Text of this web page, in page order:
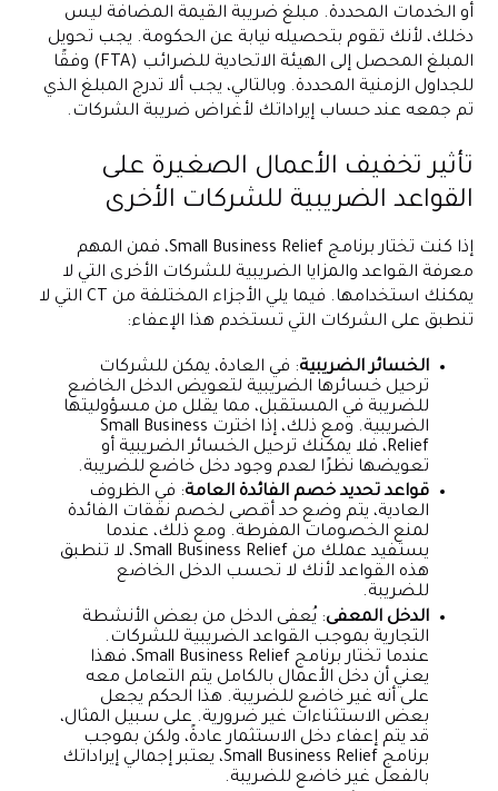
أو الخدمات المحددة. مبلغ ضريبة القيمة المضافة ليس
دخلك، لأنك تقوم بتحصيله نيابة عن الحكومة. يجب تحويل
المبلغ المحصل إلى الهيئة الاتحادية للضرائب (FTA) وفقًا
للجداول الزمنية المحددة. وبالتالي، يجب ألا تدرج المبلغ الذي
تم جمعه عند حساب إيراداتك لأغراض ضريبة الشركات.
تأثير تخفيف الأعمال الصغيرة على
القواعد الضريبية للشركات الأخرى
إذا كنت تختار برنامج Small Business Relief، فمن المهم
معرفة القواعد والمزايا الضريبية للشركات الأخرى التي لا
يمكنك استخدامها. فيما يلي الأجزاء المختلفة من CT التي لا
تنطبق على الشركات التي تستخدم هذا الإعفاء:
الخسائر الضريبية: في العادة، يمكن للشركات
ترحيل خسائرها الضريبية لتعويض الدخل الخاضع
للضريبة في المستقبل، مما يقلل من مسؤوليتها
الضريبية. ومع ذلك، إذا اخترت Small Business
Relief، فلا يمكنك ترحيل الخسائر الضريبية أو
تعويضها نظرًا لعدم وجود دخل خاضع للضريبة.
قواعد تحديد خصم الفائدة العامة: في الظروف
العادية، يتم وضع حد أقصى لخصم نفقات الفائدة
لمنع الخصومات المفرطة. ومع ذلك، عندما
يستفيد عملك من Small Business Relief، لا تنطبق
هذه القواعد لأنك لا تحسب الدخل الخاضع
للضريبة.
الدخل المعفى: يُعفى الدخل من بعض الأنشطة
التجارية بموجب القواعد الضريبية للشركات.
عندما تختار برنامج Small Business Relief، فهذا
يعني أن دخل الأعمال بالكامل يتم التعامل معه
على أنه غير خاضع للضريبة. هذا الحكم يجعل
بعض الاستثناءات غير ضرورية. على سبيل المثال،
قد يتم إعفاء دخل الاستثمار عادةً، ولكن بموجب
برنامج Small Business Relief، يعتبر إجمالي إيراداتك
بالفعل غير خاضع للضريبة.